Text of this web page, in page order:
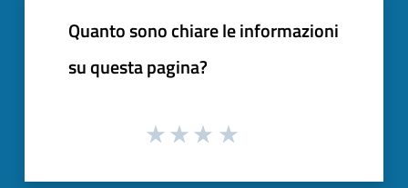
Quanto sono chiare le informazioni
su questa pagina?